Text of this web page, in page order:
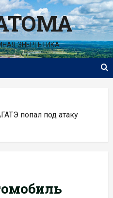
ЭНЕРГЕТИКА
попал под атаку